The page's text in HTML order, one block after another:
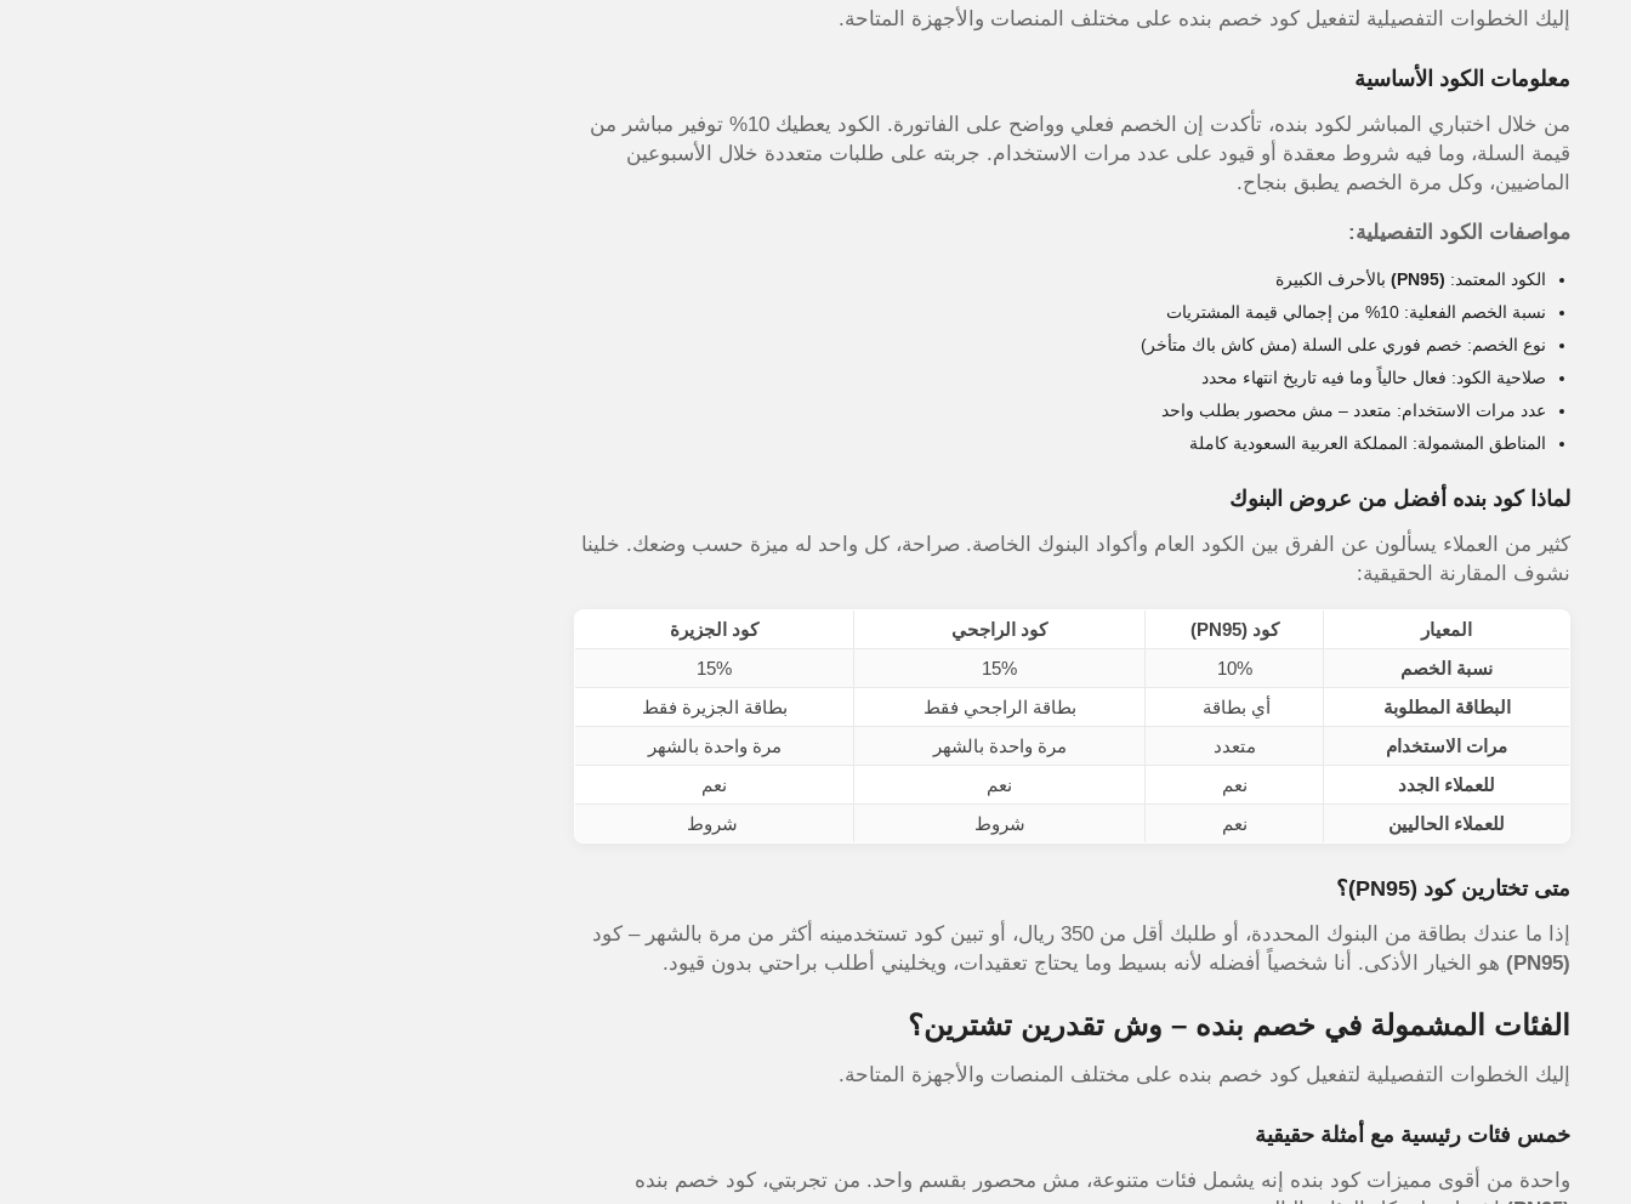
إليك الخطوات التفصيلية لتفعيل كود خصم بنده على مختلف المنصات والأجهزة المتاحة.
معلومات الكود الأساسية
من خلال اختباري المباشر لكود بنده، تأكدت إن الخصم فعلي وواضح على الفاتورة. الكود يعطيك 10% توفير مباشر من
قيمة السلة، وما فيه شروط معقدة أو قيود على عدد مرات الاستخدام. جربته على طلبات متعددة خلال الأسبوعين
الماضيين، وكل مرة الخصم يطبق بنجاح.
مواصفات الكود التفصيلية:
الكود المعتمد: (PN95)
بالأحرف الكبيرة
نسبة الخصم الفعلية: 10% من إجمالي قيمة المشتريات
نوع الخصم: خصم فوري على السلة (مش كاش باك متأخر)
صلاحية الكود: فعال حالياً وما فيه تاريخ انتهاء محدد
عدد مرات الاستخدام: متعدد – مش محصور بطلب واحد
المناطق المشمولة: المملكة العربية السعودية كاملة
لماذا كود بنده أفضل من عروض البنوك
كثير من العملاء يسألون عن الفرق بين الكود العام وأكواد البنوك الخاصة. صراحة، كل واحد له ميزة حسب وضعك. خلينا
نشوف المقارنة الحقيقية:
المعيار كود(PN95) كود الراجحي
كود الجزيرة
نسبة الخصم
10%
15%
15%
البطاقة المطلوبة
أي بطاقة بطاقة الراجحي فقط
بطاقة الجزيرة فقط
مرات الاستخدام
متعدد مرة واحدة بالشهر
مرة واحدة بالشهر
للعملاء الجدد
نعم نعم
نعم
للعملاء الحاليين
نعم شروط شروط
متى تختارين كود (PN95) ؟
إذا ما عندك بطاقة من البنوك المحددة، أو طلبك أقل من 350 ريال، أو تبين كود تستخدمينه أكثر من مرة بالشهر – كود
(PN95)
هو الخيار الأذكى. أنا شخصياً أفضله لأنه بسيط وما يحتاج تعقيدات، ويخليني أطلب براحتي بدون قيود.
الفئات المشمولة في خصم بنده – وش تقدرين تشترين؟
إليك الخطوات التفصيلية لتفعيل كود خصم بنده على مختلف المنصات والأجهزة المتاحة.
خمس فئات رئيسية مع أمثلة حقيقية
واحدة من أقوى مميزات كود بنده إنه يشمل فئات متنوعة، مش محصور بقسم واحد. من تجربتي، كود خصم بنده